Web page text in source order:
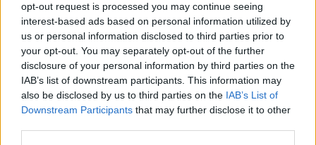
opt-out request is processed you may continue seeing
interest-based ads based on personal information utilized by
us or personal information disclosed to third parties prior to
your opt-out. You may separately opt-out of the further
disclosure of your personal information by third parties on the
IAB’s list of downstream participants. This information may
also be disclosed by us to third parties on the IAB’s List of
Downstream Participants that may further disclose it to other
ΕΛΛΑΔΑ 20/04/2026 11:27
Θεσσαλονίκη: Υποχώρησε τοιχίο αντιστήριξης
και αυτοκίνητο έπεσε στο κενό [βίντεο και
εικόνες]